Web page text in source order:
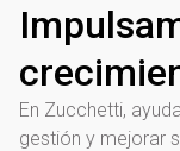
En Zucchetti,
gestión y mejorar